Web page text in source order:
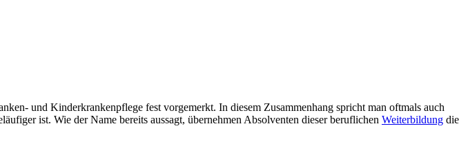
und Kinderkrankenpflege fest vorgemerkt. In diesem Zusammenhang spricht man oftmals auch
ist. Wie der Name bereits aussagt, übernehmen Absolventen dieser beruflichen Weiterbildung die